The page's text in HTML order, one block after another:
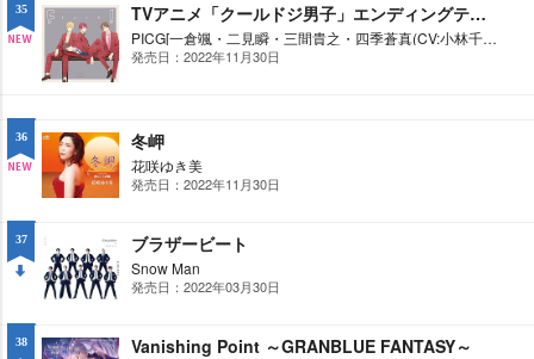
35 TVアニメ「クールドジ男子」エンディングテーマ「Flash!」
PICG[一倉颯・二見瞬・三間貴之・四季蒼真(CV:小林千晃・内山昂輝・梅原裕一郎・千葉翔也)]
発売日：2022年11月30日
36
W
冬岬
花咲ゆき美
発売日：2022年11月30日
37
WN
ブラザービート
Snow Man
発売日：2022年03月30日
38 Vanishing Point ～GRANBLUE FANTASY～